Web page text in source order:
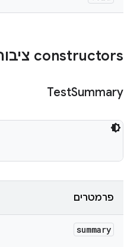
‫constructors ציבוריים
TestSummary
פרמטרים
summary